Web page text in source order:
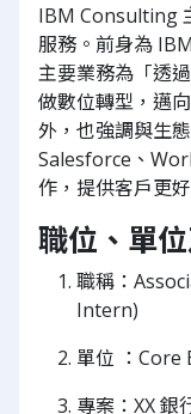
IBM Consulting
服務。前身為
主要業務為「透
做數位轉型，邁
外，也強調與生
Salesforce、
作，提供客戶更
職位、單
職稱：
Intern)
單位 ：Core
專案：XX 銀